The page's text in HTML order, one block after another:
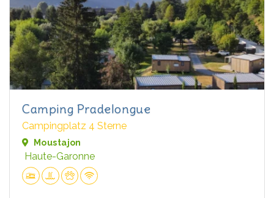
Camping Pradelongue
Campingplatz 4 Sterne
Moustajon
Haute-Garonne